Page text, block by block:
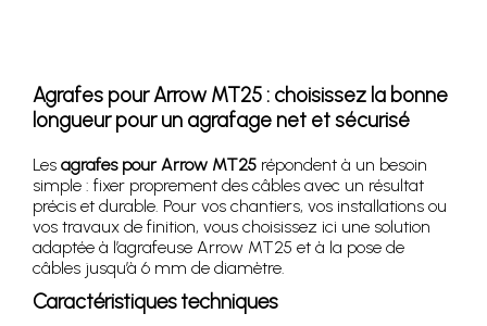
Agrafes pour Arrow MT25 : choisissez la bonne
longueur pour un agrafage net et sécurisé
Les agrafes pour Arrow MT25 répondent à un besoin
simple : fixer proprement des câbles avec un résultat
précis et durable. Pour vos chantiers, vos installations ou
vos travaux de finition, vous choisissez ici une solution
adaptée à l’agrafeuse Arrow MT25 et à la pose de
câbles jusqu’à 6 mm de diamètre.
Caractéristiques techniques